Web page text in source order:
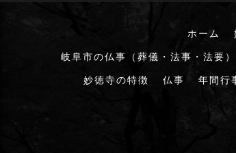
ホーム
岐阜市の仏事（葬儀・法事・法要
妙徳寺の特徴 仏事 年間行